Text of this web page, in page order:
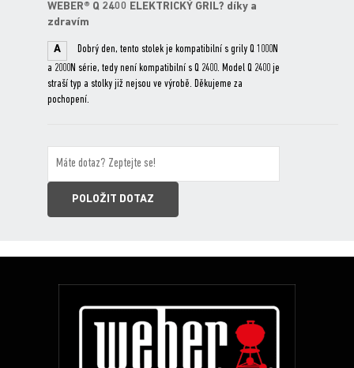
WEBER® Q 2400 ELEKTRICKÝ GRIL? díky a
zdravím
A
Dobrý den, tento stolek je kompatibilní s grily Q 1000N
a 2000N série, tedy není kompatibilní s Q 2400. Model Q 2400 je
straší typ a stolky již nejsou ve výrobě. Děkujeme za
pochopení.